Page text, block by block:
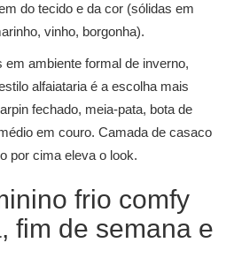
do tecido e da cor (sólidas em
vinho, borgonha).
em ambiente formal de inverno,
alfaiataria é a escolha mais
fechado, meia-pata, bota de
em couro. Camada de casaco
por cima eleva o look.
frio comfy
fim de semana e